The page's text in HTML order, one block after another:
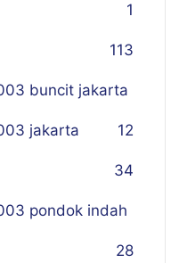
1
113
buncit jakarta
12
jakarta
34
pondok indah
28